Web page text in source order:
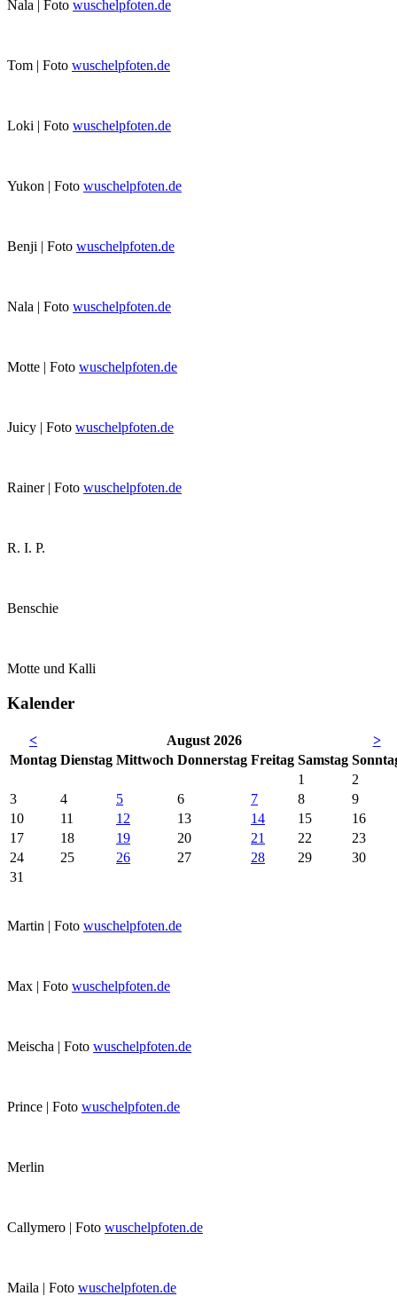
Nala | Foto wuschelpfoten.de
Tom | Foto wuschelpfoten.de
Loki | Foto wuschelpfoten.de
Yukon | Foto wuschelpfoten.de
Benji | Foto wuschelpfoten.de
Nala | Foto wuschelpfoten.de
Motte | Foto wuschelpfoten.de
Juicy | Foto wuschelpfoten.de
Rainer | Foto wuschelpfoten.de
R. I. P.
Benschie
Motte und Kalli
Kalender
< August 2026
>
Montag Dienstag Mittwoch Donnerstag Freitag Samstag So
1
2
3
4 5 6 7 8
9
10
11 12 13 14 15
16
17
18 19 20 21 22
23
24
25 26 27 28 29
30
31
Martin | Foto wuschelpfoten.de
Max | Foto wuschelpfoten.de
Meischa | Foto wuschelpfoten.de
Prince | Foto wuschelpfoten.de
Merlin
Callymero | Foto wuschelpfoten.de
Maila | Foto wuschelpfoten.de